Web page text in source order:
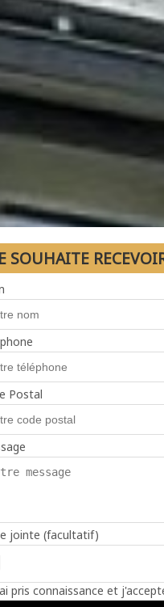
SOUHAITE
Postal
jointe (facultatif)
pris connaissance et